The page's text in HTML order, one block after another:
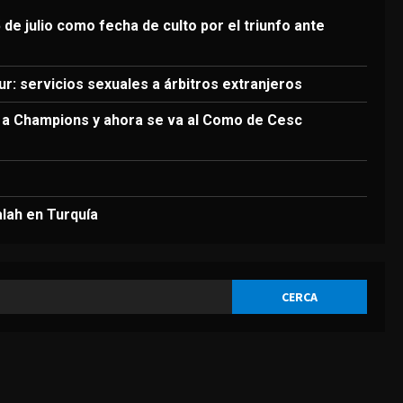
4
DEPORTES
de julio como fecha de culto
por el triunfo ante Inglaterra
Agosto 7, 2026
DEPORTES
julio como fecha de culto por el triunfo ante
servicios sexuales a árbitros extranjeros
Champions y ahora se va al Como de Cesc
en Turquía